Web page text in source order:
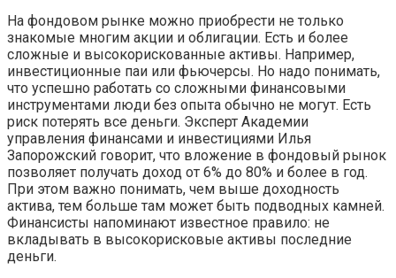
На фондовом рынке можно приобрести не только
знакомые многим акции и облигации. Есть и более
сложные и высокорискованные активы. Например,
инвестиционные паи или фьючерсы. Но надо понимать,
что успешно работать со сложными финансовыми
инструментами люди без опыта обычно не могут. Есть
риск потерять все деньги. Эксперт Академии
управления финансами и инвестициями Илья
Запорожский говорит, что вложение в фондовый рынок
позволяет получать доход от 6% до 80% и более в год.
При этом важно понимать, чем выше доходность
актива, тем больше там может быть подводных камней.
Финансисты напоминают известное правило: не
вкладывать в высокорисковые активы последние
деньги.